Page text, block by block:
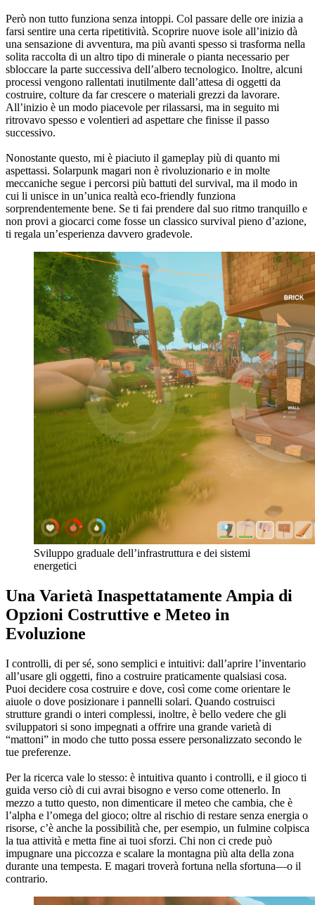
Però non tutto funziona senza intoppi. Col passare delle ore inizia a
farsi sentire una certa ripetitività. Scoprire nuove isole all’inizio dà
una sensazione di avventura, ma più avanti spesso si trasforma nella
solita raccolta di un altro tipo di minerale o pianta necessario per
sbloccare la parte successiva dell’albero tecnologico. Inoltre, alcuni
processi vengono rallentati inutilmente dall’attesa di oggetti da
costruire, colture da far crescere o materiali grezzi da lavorare.
All’inizio è un modo piacevole per rilassarsi, ma in seguito mi
ritrovavo spesso e volentieri ad aspettare che finisse il passo
successivo.
Nonostante questo, mi è piaciuto il gameplay più di quanto mi
aspettassi. Solarpunk magari non è rivoluzionario e in molte
meccaniche segue i percorsi più battuti del survival, ma il modo in
cui li unisce in un’unica realtà eco-friendly funziona
sorprendentemente bene. Se ti fai prendere dal suo ritmo tranquillo e
non provi a giocarci come fosse un classico survival pieno d’azione,
ti regala un’esperienza davvero gradevole.
Sviluppo graduale dell’infrastruttura e dei sistemi
energetici
Una Varietà Inaspettatamente Ampia di
Opzioni Costruttive e Meteo in
Evoluzione
I controlli, di per sé, sono semplici e intuitivi: dall’aprire l’inventario
all’usare gli oggetti, fino a costruire praticamente qualsiasi cosa.
Puoi decidere cosa costruire e dove, così come come orientare le
aiuole o dove posizionare i pannelli solari. Quando costruisci
strutture grandi o interi complessi, inoltre, è bello vedere che gli
sviluppatori si sono impegnati a offrire una grande varietà di
“mattoni” in modo che tutto possa essere personalizzato secondo le
tue preferenze.
Per la ricerca vale lo stesso: è intuitiva quanto i controlli, e il gioco ti
guida verso ciò di cui avrai bisogno e verso come ottenerlo. In
mezzo a tutto questo, non dimenticare il meteo che cambia, che è
l’alpha e l’omega del gioco; oltre al rischio di restare senza energia o
risorse, c’è anche la possibilità che, per esempio, un fulmine colpisca
la tua attività e metta fine ai tuoi sforzi. Chi non ci crede può
impugnare una piccozza e scalare la montagna più alta della zona
durante una tempesta. E magari troverà fortuna nella sfortuna—o il
contrario.